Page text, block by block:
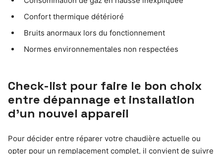
Confort thermique détérioré
Bruits anormaux lors du fonctionnement
Normes environnementales non respectées
Check-list pour faire le bon choix
entre dépannage et installation
d’un nouvel appareil
Pour décider entre réparer votre chaudière actuelle ou
opter pour un remplacement complet, il convient de suivre